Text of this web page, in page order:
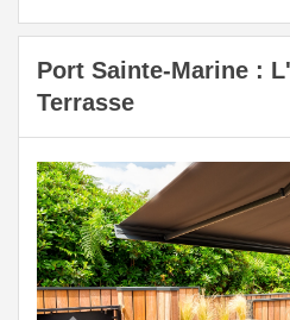
Port Sainte-Marine :
Terrasse
Previous